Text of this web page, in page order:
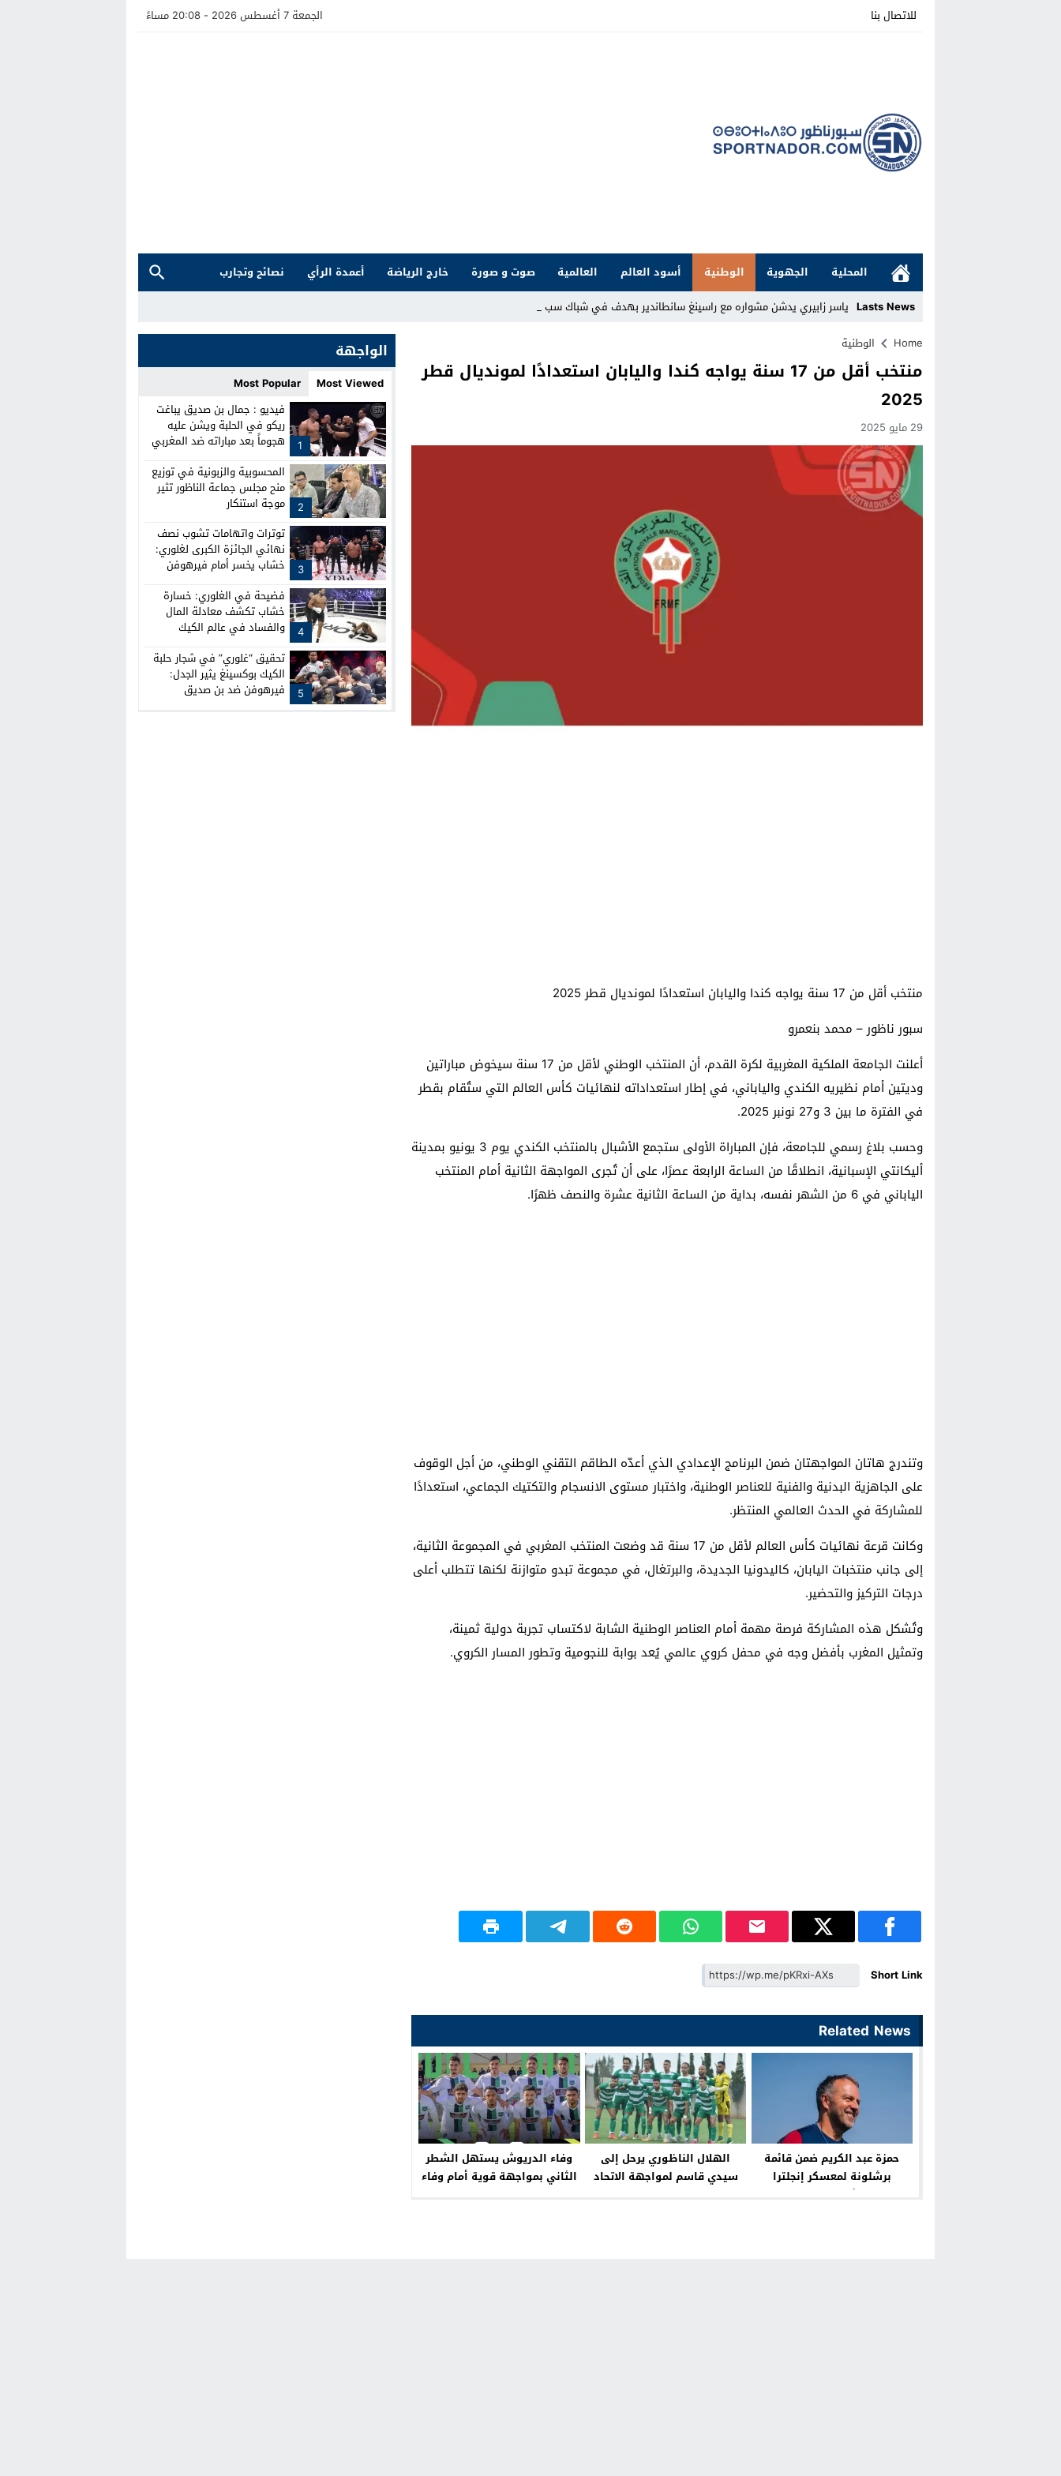
للاتصال بنا الجمعة 7 أغسطس 2026 - 20:08 مساءً
المحلية الجهوية الوطنية أسود العالم العالمية صوت و صورة خارج الرياضة أعمدة الرأي
نصائح وتجارب
Lasts News ياسر زابيري يدشن مشواره مع راسينغ سانطاندير بهدف في شباك سبورتينغ خ _
Stop
Previous
Home الوطنية
منتخب أقل من 17 سنة يواجه كندا واليابان استعدادًا لمونديال قطر
2025
29 مايو 2025
منتخب أقل من 17 سنة يواجه كندا واليابان استعدادًا لمونديال قطر 2025
سبور ناظور – محمد بنعمرو
أعلنت الجامعة الملكية المغربية لكرة القدم، أن المنتخب الوطني لأقل من 17 سنة سيخوض مباراتين
وديتين أمام نظيريه الكندي والياباني، في إطار استعداداته لنهائيات كأس العالم التي ستُقام بقطر
في الفترة ما بين 3 و27 نونبر 2025.
وحسب بلاغ رسمي للجامعة، فإن المباراة الأولى ستجمع الأشبال بالمنتخب الكندي يوم 3 يونيو بمدينة
أليكانتي الإسبانية، انطلاقًا من الساعة الرابعة عصرًا، على أن تُجرى المواجهة الثانية أمام المنتخب
الياباني في 6 من الشهر نفسه، بداية من الساعة الثانية عشرة والنصف ظهرًا.
وتندرج هاتان المواجهتان ضمن البرنامج الإعدادي الذي أعدّه الطاقم التقني الوطني، من أجل الوقوف
على الجاهزية البدنية والفنية للعناصر الوطنية، واختبار مستوى الانسجام والتكتيك الجماعي، استعدادًا
للمشاركة في الحدث العالمي المنتظر.
وكانت قرعة نهائيات كأس العالم لأقل من 17 سنة قد وضعت المنتخب المغربي في المجموعة الثانية،
إلى جانب منتخبات اليابان، كاليدونيا الجديدة، والبرتغال، في مجموعة تبدو متوازنة لكنها تتطلب أعلى
درجات التركيز والتحضير.
وتُشكل هذه المشاركة فرصة مهمة أمام العناصر الوطنية الشابة لاكتساب تجربة دولية ثمينة،
وتمثيل المغرب بأفضل وجه في محفل كروي عالمي يُعد بوابة للنجومية وتطور المسار الكروي.
Short Link
Related News
حمزة عبد الكريم ضمن قائمة
برشلونة لمعسكر إنجلترا
استعدادًا للموسم الجديد
الهلال الناظوري يرحل إلى
سيدي قاسم لمواجهة الاتحاد
وفاء الدريوش يستهل الشطر
الثاني بمواجهة قوية أمام وفاء
الواجهة
Most Viewed
Most Popular
1
فيديو : جمال بن صديق يباغت
ريكو في الحلبة ويشن عليه
هجوماً بعد مباراته ضد المغربي
2
المحسوبية والزبونية في توزيع
منح مجلس جماعة الناظور تثير
موجة استنكار
3
توترات واتهامات تشوب نصف
نهائي الجائزة الكبرى لغلوري:
خشاب يخسر أمام فيرهوفن
4
فضيحة في الغلوري: خسارة
خشاب تكشف معادلة المال
والفساد في عالم الكيك
5
تحقيق “غلوري” في شجار حلبة
الكيك بوكسينغ يثير الجدل:
فيرهوفن ضد بن صديق